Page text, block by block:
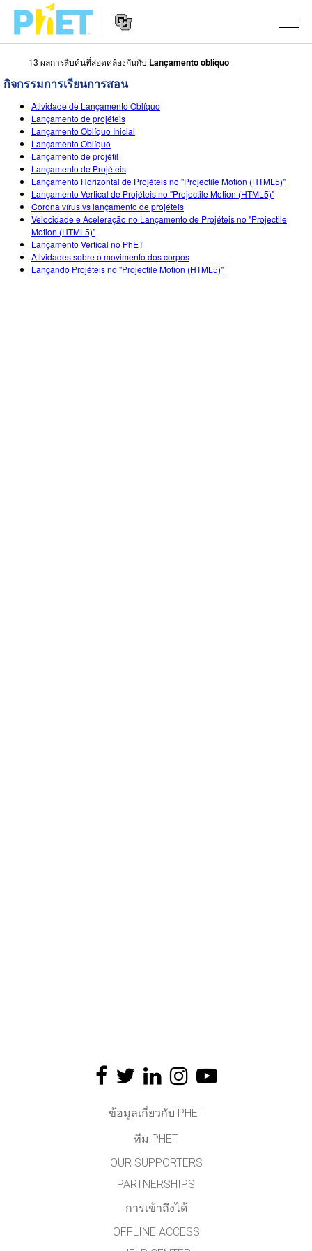
สืบค้น
ภายใน
เว็บไซต์
ของ
PhET
Navigation
สถานการณ์จำลอง
All Sims
ฟิสิกส์
คณิตศาสตร์
เคมี
วิทยาศาสตร์ของโลก
STUDIO
About Studio
Customizable Sims
Start a Free Trial
Purchase a License
TEACHING
ค้นหากิจกรรม
ร่วมแบ่งปันกิจกรรม
Activity Contribution Guidelines
Virtual Workshops
งานวิจัย
INITIATIVES
Inclusive Design
PhET Global
เข้าสู่ระบบ / สมัครเพื่อเข้าใช้ระบบ
13 ผลการสืบค้นที่สอดคล้องกันกับ Lançamento oblíquo
กิจกรรมการเรียนการสอน
Atividade de Lançamento Oblíquo
Lançamento de projéteis
Lançamento Oblíquo Inicial
Lançamento Oblíquo
Lançamento de projétil
Lançamento de Projéteis
Lançamento Horizontal de Projéteis no "Projectile Motion (HTML5)"
Lançamento Vertical de Projéteis no "Projectile Motion (HTML5)"
Corona vírus vs lançamento de projéteis
Velocidade e Aceleração no Lançamento de Projéteis no "Projectile
Motion (HTML5)"
Lançamento Vertical no PhET
Atividades sobre o movimento dos corpos
Lançando Projéteis no "Projectile Motion (HTML5)"
ข้อมูลเกี่ยวกับ PHET
ทีม PHET
OUR SUPPORTERS
PARTNERSHIPS
การเข้าถึงได้
OFFLINE ACCESS